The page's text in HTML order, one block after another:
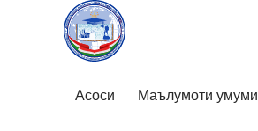
Асосӣ Маълумоти умумӣ